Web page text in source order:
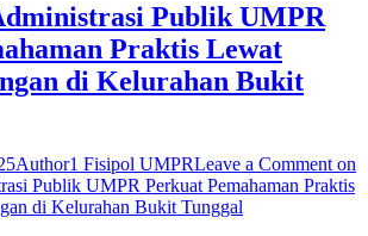
Publik UMPR
Praktis Lewat
di Kelurahan Bukit
Author1 Fisipol UMPRLeave a Comment on
Publik UMPR Perkuat Pemahaman Praktis
di Kelurahan Bukit Tunggal